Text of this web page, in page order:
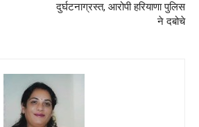
दुर्घटनाग्रस्त, आरोपी हरियाणा पुलिस
ने दबोचे